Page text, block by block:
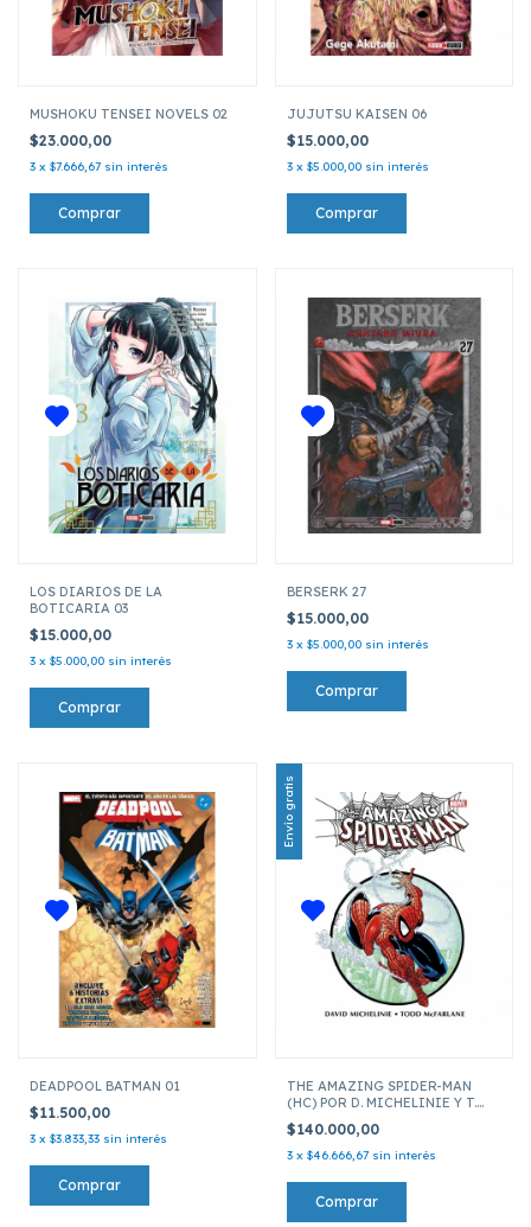
MUSHOKU TENSEI NOVELS 02
$23.000,00
3 x $7.666,67 sin interés
JUJUTSU KAISEN 06
$15.000,00
3 x $5.000,00 sin interés
LOS DIARIOS DE LA
BOTICARIA 03
$15.000,00
3 x $5.000,00 sin interés
BERSERK 27
$15.000,00
3 x $5.000,00 sin interés
DEADPOOL BATMAN 01
$11.500,00
3 x $3.833,33 sin interés
Envío gratis
THE AMAZING SPIDER-MAN
(HC) POR D. MICHELINIE Y T.
$140.000,00
3 x $46.666,67 sin interés